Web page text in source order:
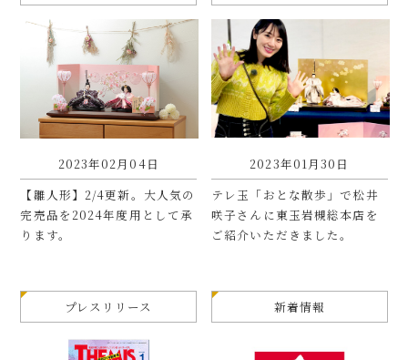
2023年02月04日
【雛人形】2/4更新。大人気の
完売品を2024年度用として承
ります。
2023年01月30日
テレ玉「おとな散歩」で松井
咲子さんに東玉岩槻総本店を
ご紹介いただきました。
プレスリリース 新着情報